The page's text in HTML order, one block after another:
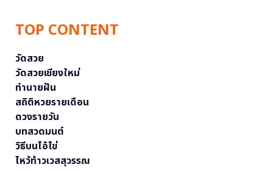
TOP CONTENT
วัดสวย
วัดสวยเชียงใหม่
ทำนายฝัน
สถิติหวยรายเดือน
ดวงรายวัน
บทสวดมนต์
วิธีบนไอ้ไข่
ไหว้ท้าวเวสสุวรรณ